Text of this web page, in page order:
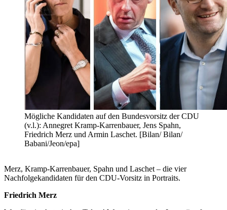
Mögliche Kandidaten auf den Bundesvorsitz der CDU
(v.l.): Annegret Kramp-Karrenbauer, Jens Spahn,
Friedrich Merz und Armin Laschet. [Bilan/ Bilan/
Babani/Jeon/epa]
Merz, Kramp-Karrenbauer, Spahn und Laschet – die vier
Nachfolgekandidaten für den CDU-Vorsitz in Portraits.
Friedrich Merz